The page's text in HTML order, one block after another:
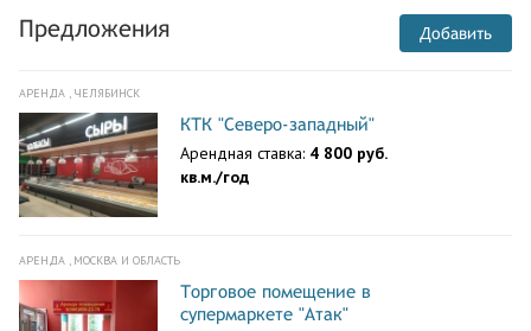
Предложения Добавить
АРЕНДА , ЧЕЛЯБИНСК
КТК "Северо-западный"
Арендная ставка: 4 800 руб.
кв.м./год
АРЕНДА , МОСКВА И ОБЛАСТЬ
Торговое помещение в
супермаркете "Атак"